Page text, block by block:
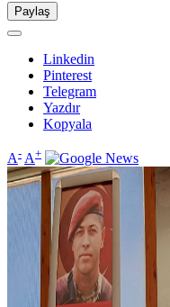
Paylaş
Linkedin
Pinterest
Telegram
Yazdır
Kopyala
A- A+